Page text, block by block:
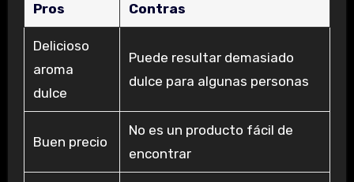
Pros Contras
Delicioso
aroma
dulce
Puede resultar demasiado
dulce para algunas personas
Buen precio
No es un producto fácil de
encontrar